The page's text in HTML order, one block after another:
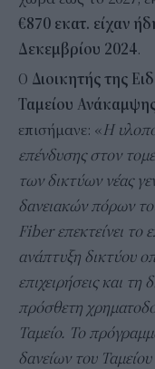
€870 εκατ. είχαν
Δεκεμβρίου 2024.
Ο Διοικητής της
Ταμείου
επισήμανε: «Η
επένδυσης στον
των δικτύων νέας
δανειακών πόρων
Fiber επεκτείνει το
ανάπτυξη δικτύου
επιχειρήσεις και
πρόσθετη
Ταμείο. Το
δανείων του